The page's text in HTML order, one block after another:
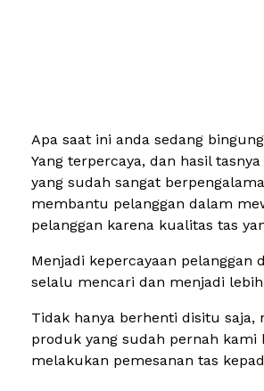
Apa saat ini anda sedang
Yang terpercaya, dan hasil
yang sudah sangat
membantu pelanggan dalam
pelanggan karena kualitas tas
Menjadi kepercayaan
selalu mencari dan menjadi
Tidak hanya berhenti disitu
produk yang sudah pernah kami
melakukan pemesanan tas